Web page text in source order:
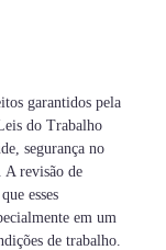
garantidos pela
do Trabalho
segurança no
A revisão de
esses
em um
de trabalho.